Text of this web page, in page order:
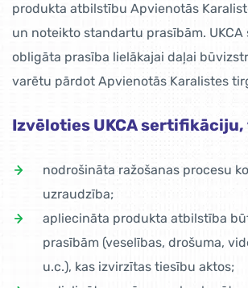
produkta atbilstību Apvienotās
un noteikto standartu prasībām.
obligāta prasība lielākajai daļai
varētu pārdot Apvienotās Karalistes
Izvēloties UKCA
nodrošināta ražošanas procesu
uzraudzība;
apliecināta produkta atbilstība
prasībām (veselības, drošuma,
u.c.), kas izvirzītas tiesību aktos;